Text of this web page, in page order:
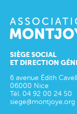
SIÈGE SOCIAL
ET DIRECTION
6 avenue Édith Cavell
06000 Nice
Tél. 04 92 00 24 50
siege@montjoye.org